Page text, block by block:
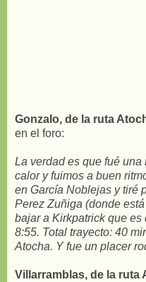
Gonzalo, de la ruta
en el foro:
La verdad es que fué
calor y fuimos a buen
en García Noblejas y tiré
Perez Zuñiga (donde
bajar a Kirkpatrick que
8:55. Total trayecto: 40
Atocha. Y fue un placer
Villarramblas, de la ruta